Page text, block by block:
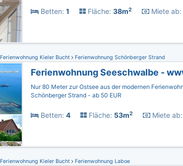
Betten: 1 Fläche: 38m2 Miete ab:
Ferienwohnung Kieler Bucht Ferienwohnung Schönberger Strand
Nur 80 Meter zur Ostsee aus der modernen
Schönberger Strand - ab 50 EUR
Betten: 4 Fläche: 53m2 Miete ab:
Ferienwohnung Kieler Bucht Ferienwohnung Laboe